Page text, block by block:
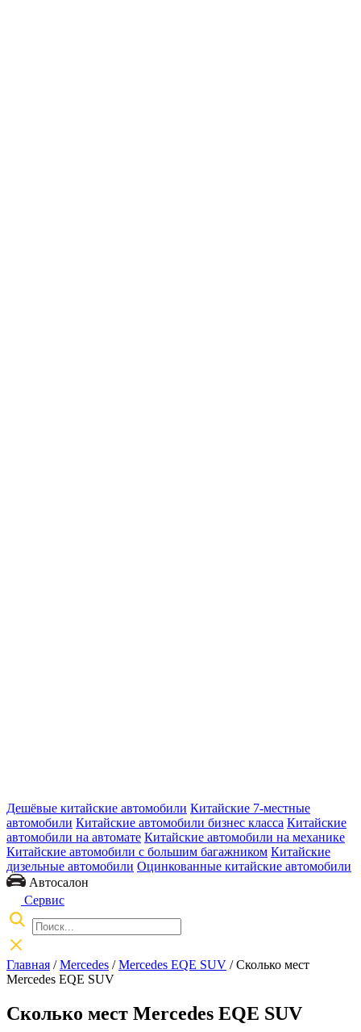
Дешёвые китайские автомобили Китайские 7-местные
автомобили Китайские автомобили бизнес класса Китайские
автомобили на автомате Китайские автомобили на механике
Китайские автомобили с большим багажником Китайские
дизельные автомобили Оцинкованные китайские автомобили
Автосалон
Сервис
Главная /Mercedes /Mercedes EQE SUV / Сколько мест
Mercedes EQE SUV
Сколько мест Mercedes EQE SUV